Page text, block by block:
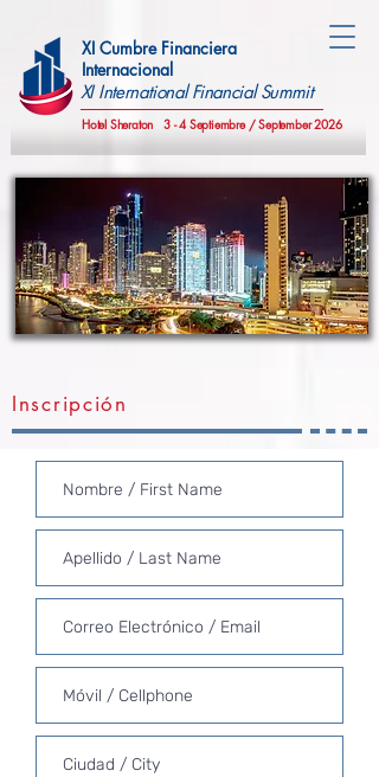
XI Cumbre Financiera
Internacional
XI International Financial Summit
Hotel Sheraton 3 - 4 Septiembre / September 2026
Inscripción